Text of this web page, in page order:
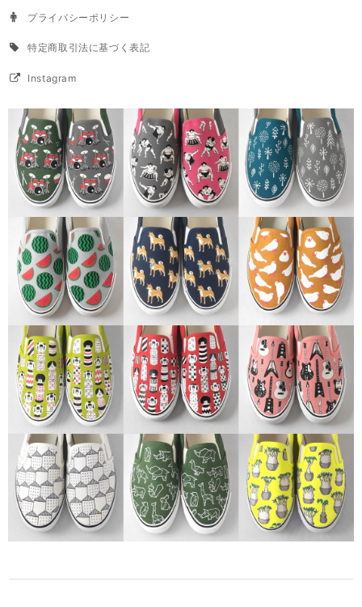
プライバシーポリシー
特定商取引法に基づく表記
Instagram